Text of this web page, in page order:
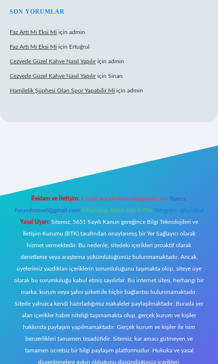
SON YORUMLAR
Faz Artı Mı Eksi Mi için admin
Faz Artı Mı Eksi Mi için Ertuğrul
Cezvede Güzel Kahve Nasıl Yapılıriçin admin
Cezvede Güzel Kahve Nasıl Yapılıriçin Sinan
Hamilelik Şüphesi Olan Spor Yapabilir Mi için admin
Reklam ve İletişim: E-mail: backlinkpaneli@gmail.com Teams:
forumhizmeti@gmail.com Whatsapp: 0262 606 0 726 Telegram: @karabul
Yasal Uyarı: Sitemiz, 5651 Sayılı Kanun gereğince Bilgi Teknolojileri ve
İletişim Kurumu (BTK) tarafından onaylanmış bir Yer Sağlayıcı olarak
hizmet vermektedir. Bu nedenle, sitedeki içerikleri proaktif olarak
denetleme veya araştırma yükümlülüğümüz bulunmamaktadır. Ancak,
üyelerimiz yazdıkları içeriklerin sorumluluğunu taşımakta olup, siteye üye
olarak bu sorumluluğu kabul etmiş sayılırlar. Bu internet sitesi, herhangi bir
marka, kurum veya şahıs şirketi ile hiçbir bağlantısı bulunmamaktadır.
Sitede yalnızca kendi hazırladığımız makaleler paylaşılmaktadır. Burada yer
alan içerikler haber niteliği taşımamakta olup, gerçek kurum ve kişiler
hakkında paylaşım yapılmamaktadır. Gerçek kurum ve kişiler ile isim
benzerlikleri tamamen tesadüfidir. Sitemiz, kar amacı gütmeyen ve
tamamen ücretsiz bir bilgi paylaşım platformudur. Hukuka ve yasal
düzenlemelere aykırı olduğunu düşündüğünüz içerikleri,